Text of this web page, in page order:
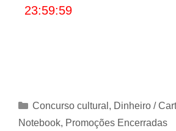
23:59:59
Categorias
Concurso cultural , Dinheiro /
Notebook, Promoções Encerradas